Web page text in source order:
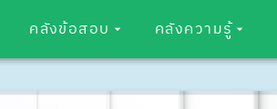
คลังข้อสอบ คลังความรู้